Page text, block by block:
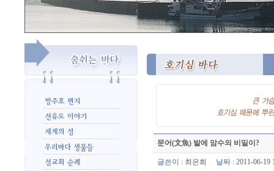
문어(文魚) 발에 암수의 비밀이?
글쓴이 : 최은희 날짜: 2011-06-